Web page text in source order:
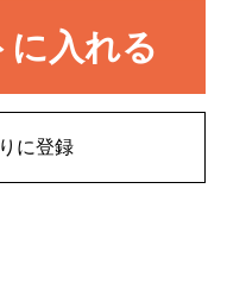
に入れる
に登録